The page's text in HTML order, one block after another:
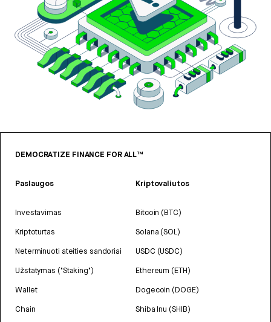
DEMOCRATIZE FINANCE FOR ALL™
Paslaugos
Investavimas
Kriptoturtas
Neterminuoti ateities sandoriai
Užstatymas ("Staking")
Wallet
Chain
Kriptovaliutos
Bitcoin (BTC)
Solana (SOL)
USDC (USDC)
Ethereum (ETH)
Dogecoin (DOGE)
Shiba Inu (SHIB)